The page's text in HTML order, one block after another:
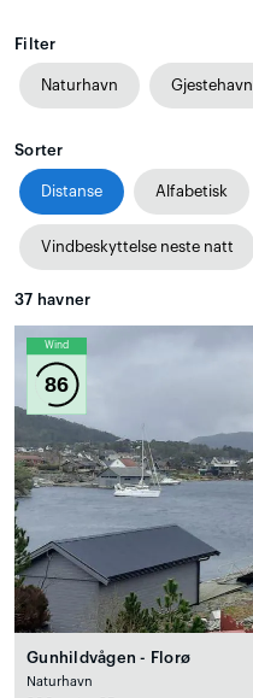
Filter
Naturhavn Gjestehavn
Sorter
Distanse Alfabetisk
Vindbeskyttelse neste natt
37 havner
Wind
86
Gunhildvågen - Florø
Naturhavn